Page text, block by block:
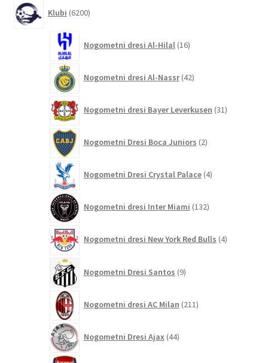
Klubi 6200izdelkov
Nogometni dresi Al-Hilal 16izdelkov
Nogometni dresi Al-Nassr 42izdelkov
Nogometni dresi Bayer Leverkusen 31izdelkov
Nogometni Dresi Boca Juniors 2izdelka
Nogometni Dresi Crystal Palace 4izdelki
Nogometni dresi Inter Miami 132izdelkov
Nogometni dresi New York Red Bulls 4izdelki
Nogometni Dresi Santos 9izdelkov
Nogometni dresi AC Milan 211izdelkov
Nogometni Dresi Ajax 44izdelkov